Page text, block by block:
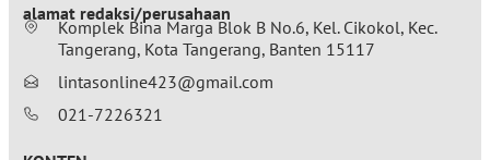
alamat redaksi/perusahaan
Komplek Bina Marga Blok B No.6, Kel. Cikokol, Kec.
Tangerang, Kota Tangerang, Banten 15117
lintasonline423@gmail.com
021-7226321